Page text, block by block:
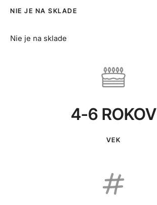
NIE JE NA SKLADE
Nie je na sklade
4-6 ROKOV
VEK